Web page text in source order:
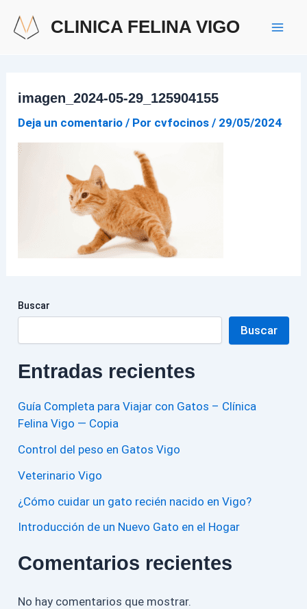
CLINICA FELINA VIGO
imagen_2024-05-29_125904155
Deja un comentario / Por cvfocinos/ 29/05/2024
Buscar
Buscar
Entradas recientes
Guía Completa para Viajar con Gatos – Clínica
Felina Vigo — Copia
Control del peso en Gatos Vigo
Veterinario Vigo
¿Cómo cuidar un gato recién nacido en Vigo?
Introducción de un Nuevo Gato en el Hogar
Comentarios recientes
No hay comentarios que mostrar.